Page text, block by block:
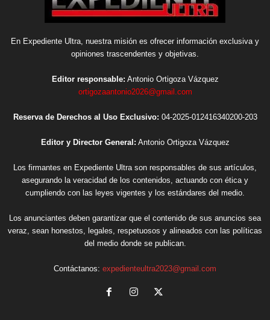
En Expediente Ultra, nuestra misión es ofrecer información exclusiva y
opiniones trascendentes y objetivas.
Editor responsable: Antonio Ortigoza Vázquez
ortigozaantonio2026@gmail.com
Reserva de Derechos al Uso Exclusivo: 04-2025-012416340200-203
Editor y Director General: Antonio Ortigoza Vázquez
Los firmantes en Expediente Ultra son responsables de sus artículos,
asegurando la veracidad de los contenidos, actuando con ética y
cumpliendo con las leyes vigentes y los estándares del medio.
Los anunciantes deben garantizar que el contenido de sus anuncios sea
veraz, sean honestos, legales, respetuosos y alineados con las políticas
del medio donde se publican.
Contáctanos: expedienteultra2023@gmail.com